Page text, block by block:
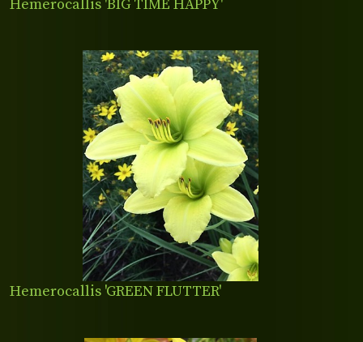
Hemerocallis 'BIG TIME HAPPY'
Hemerocallis 'GREEN FLUTTER'